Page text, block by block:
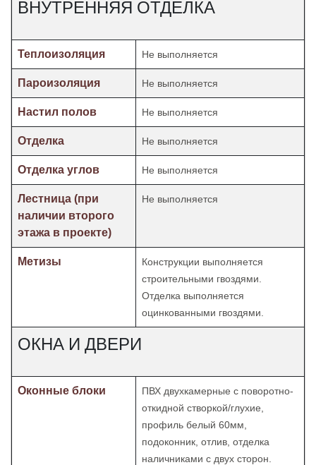
ВНУТРЕННЯЯ ОТДЕЛКА
Теплоизоляция Не выполняется
Пароизоляция Не выполняется
Настил полов Не выполняется
Отделка Не выполняется
Отделка углов Не выполняется
Лестница (при
наличии второго
этажа в проекте)
Не выполняется
Метизы
Конструкции выполняется
строительными гвоздями.
Отделка выполняется
оцинкованными гвоздями.
ОКНА И ДВЕРИ
Оконные блоки
ПВХ двухкамерные с поворотно-
откидной створкой/глухие,
профиль белый 60мм,
подоконник, отлив, отделка
наличниками с двух сторон.